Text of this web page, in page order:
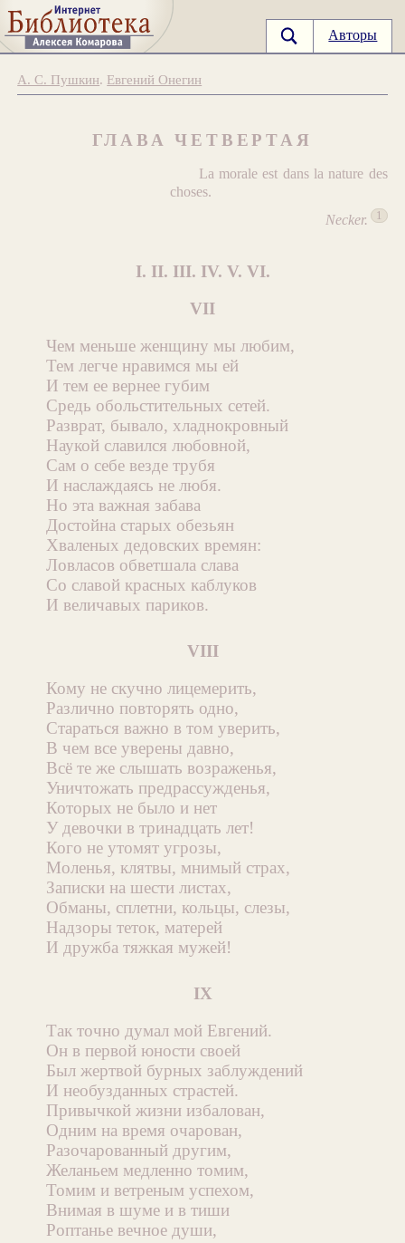
Авторы
А. С. Пушкин. Евгений Онегин
ГЛАВА ЧЕТВЕРТАЯ
La morale est dans la nature des
choses.
Necker.
1
I. II. III. IV. V. VI.
VII
Чем меньше женщину мы любим,
Тем легче нравимся мы ей
И тем ее вернее губим
Средь обольстительных сетей.
Разврат, бывало, хладнокровный
Наукой славился любовной,
Сам о себе везде трубя
И наслаждаясь не любя.
Но эта важная забава
Достойна старых обезьян
Хваленых дедовских времян:
Ловласов обветшала слава
Со славой красных каблуков
И величавых париков.
VIII
Кому не скучно лицемерить,
Различно повторять одно,
Стараться важно в том уверить,
В чем все уверены давно,
Всё те же слышать возраженья,
Уничтожать предрассужденья,
Которых не было и нет
У девочки в тринадцать лет!
Кого не утомят угрозы,
Моленья, клятвы, мнимый страх,
Записки на шести листах,
Обманы, сплетни, кольцы, слезы,
Надзоры теток, матерей
И дружба тяжкая мужей!
IX
Так точно думал мой Евгений.
Он в первой юности своей
Был жертвой бурных заблуждений
И необузданных страстей.
Привычкой жизни избалован,
Одним на время очарован,
Разочарованный другим,
Желаньем медленно томим,
Томим и ветреным успехом,
Внимая в шуме и в тиши
Роптанье вечное души,